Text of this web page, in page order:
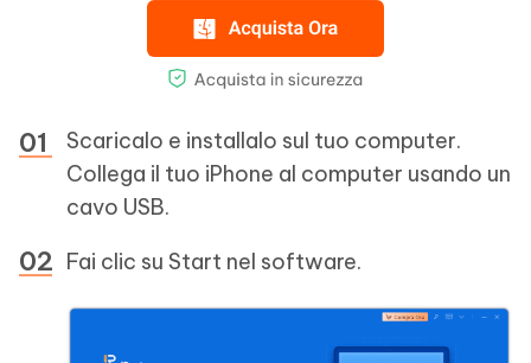
Scaricalo e installalo sul tuo computer.
Collega il tuo iPhone al computer usando un
cavo USB.
Fai clic su Start nel software.